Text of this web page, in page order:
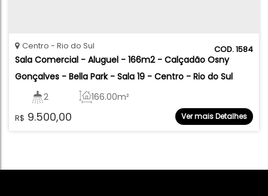
1584
Sala Comercial - Aluguel - 166m2 - Calçadão Osny
Gonçalves - Bella Park - Sala 19 - Centro - Rio do Sul
R$ 9.500,00
Centro Rio do Sul
2 166.00m²
Ver mais Detalhes